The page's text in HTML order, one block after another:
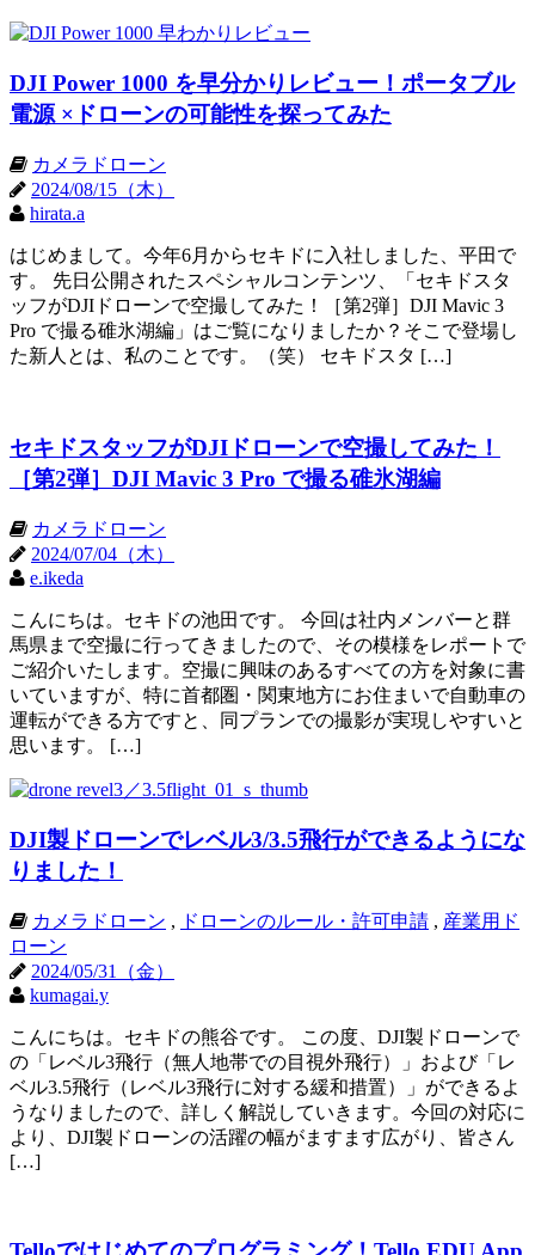
DJI Power 1000 を早分かりレビュー！ポータブル
電源 ×ドローンの可能性を探ってみた
カメラドローン
2024/08/15（木）
hirata.a
はじめまして。今年6月からセキドに入社しました、平田で
す。 先日公開されたスペシャルコンテンツ、「セキドスタ
ッフがDJIドローンで空撮してみた！［第2弾］DJI Mavic 3
Pro で撮る碓氷湖編」はご覧になりましたか？そこで登場し
た新人とは、私のことです。（笑） セキドスタ […]
セキドスタッフがDJIドローンで空撮してみた！
［第2弾］DJI Mavic 3 Pro で撮る碓氷湖編
カメラドローン
2024/07/04（木）
e.ikeda
こんにちは。セキドの池田です。 今回は社内メンバーと群
馬県まで空撮に行ってきましたので、その模様をレポートで
ご紹介いたします。空撮に興味のあるすべての方を対象に書
いていますが、特に首都圏・関東地方にお住まいで自動車の
運転ができる方ですと、同プランでの撮影が実現しやすいと
思います。 […]
DJI製ドローンでレベル3/3.5飛行ができるようにな
りました！
カメラドローン , ドローンのルール・許可申請 , 産業用ド
ローン
2024/05/31（金）
kumagai.y
こんにちは。セキドの熊谷です。 この度、DJI製ドローンで
の「レベル3飛行（無人地帯での目視外飛行）」および「レ
ベル3.5飛行（レベル3飛行に対する緩和措置）」ができるよ
うなりましたので、詳しく解説していきます。今回の対応に
より、DJI製ドローンの活躍の幅がますます広がり、皆さん
[…]